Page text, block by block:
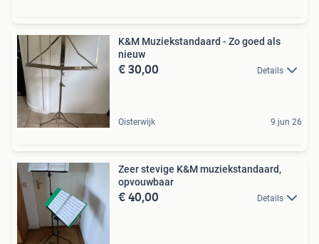
K&M Muziekstandaard - Zo goed als
nieuw
€ 30,00 Details
Oisterwijk 9 jun 26
Zeer stevige K&M muziekstandaard,
opvouwbaar
€ 40,00 Details